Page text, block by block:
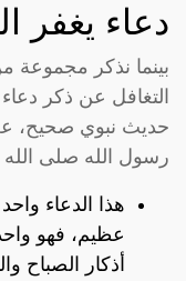
دعاء يغفر
بينما نذكر مجموعة
التغافل عن ذكر
حديث نبوي صحيح،
رسول الله صلى
هذا الدعاء
عظيم، فهو
أذكار الصباح